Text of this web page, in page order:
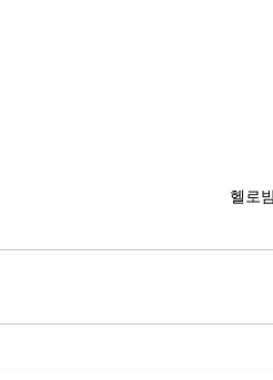
헬로